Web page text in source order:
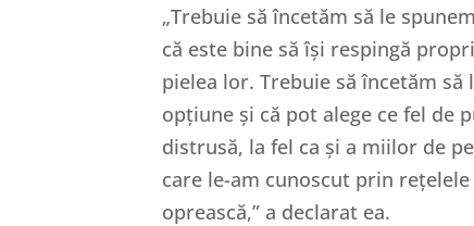
„Trebuie să încetăm să le
că este bine să își respingă
pielea lor. Trebuie să încetăm
opțiune și că pot alege ce fel de
distrusă, la fel ca și a miilor de
care le-am cunoscut prin
oprească,” a declarat ea.